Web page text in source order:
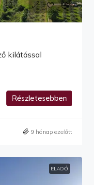
kilátással
Részletesebben
9 hónap ezelőtt
ELADÓ